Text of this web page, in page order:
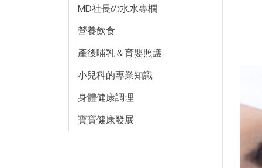
MD社長の水水專欄
營養飲食
產後哺乳＆育嬰照護
小兒科的專業知識
身體健康調理
寶寶健康發展